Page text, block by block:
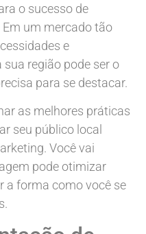
o sucesso de
um mercado tão
e
região pode ser o
para se destacar.
as melhores práticas
seu público local
Você vai
pode otimizar
a forma como você se